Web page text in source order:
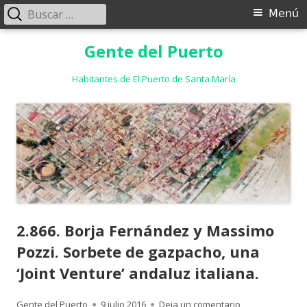
Gente del Puerto
Habitantes de El Puerto de Santa María
Menú
Menú
Buscar:
2.866. Borja Fernández y Massimo
Pozzi. Sorbete de gazpacho, una
‘Joint Venture’ andaluz italiana.
Autor
Gente del Puerto Publicado
9 julio 2016 Deja un comentario